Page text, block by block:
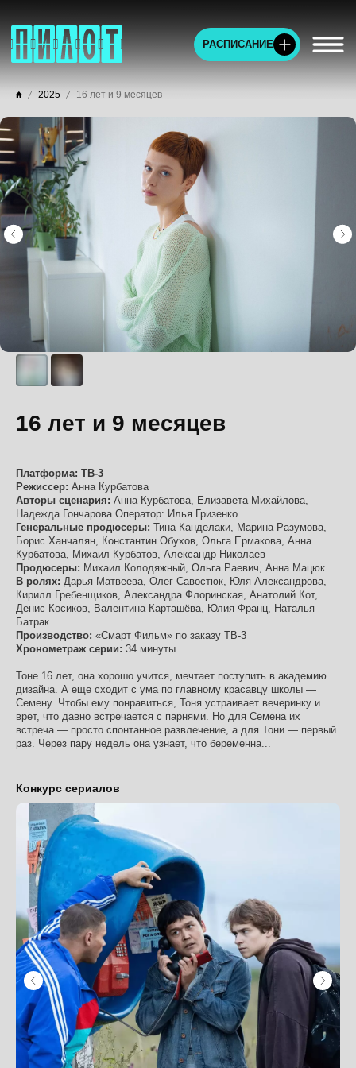
2025 16 лет и 9 месяцев
16 лет и 9 месяцев
Платформа: ТВ-3
Режиссер: Анна Курбатова
Авторы сценария: Анна Курбатова, Елизавета Михайлова,
Надежда Гончарова Оператор: Илья Гризенко
Генеральные продюсеры: Тина Канделаки, Марина Разумова,
Борис Ханчалян, Константин Обухов, Ольга Ермакова, Анна
Курбатова, Михаил Курбатов, Александр Николаев
Продюсеры: Михаил Колодяжный, Ольга Раевич, Анна Мацюк
В ролях: Дарья Матвеева, Олег Савостюк, Юля Александрова,
Кирилл Гребенщиков, Александра Флоринская, Анатолий Кот,
Денис Косиков, Валентина Карташёва, Юлия Франц, Наталья
Батрак
Производство: «Смарт Фильм» по заказу ТВ-3
Хронометраж серии: 34 минуты
Тоне 16 лет, она хорошо учится, мечтает поступить в академию
дизайна. А еще сходит с ума по главному красавцу школы —
Семену. Чтобы ему понравиться, Тоня устраивает вечеринку и
врет, что давно встречается с парнями. Но для Семена их
встреча — просто спонтанное развлечение, а для Тони — первый
раз. Через пару недель она узнает, что беременна...
Конкурс сериалов
INFO@FESTIVALPILOT.RU
Пресс-служба
press@dkultury.ru
+7 (926) 078-31-51
Telegram Вконтакте